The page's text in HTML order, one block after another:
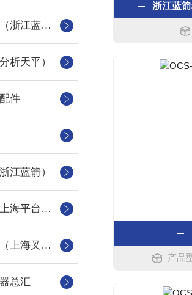
防爆电子秤（浙江蓝箭防爆秤）
析天平）
件
江蓝箭）
电子台秤（上海平台称）
特殊电子秤（上海叉车秤）
总汇
浙江蓝
产品